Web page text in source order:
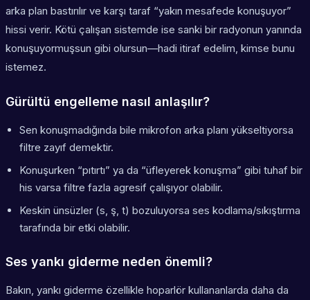
arka plan bastırılır ve karşı taraf “yakın mesafede konuşuyor”
hissi verir. Kötü çalışan sistemde ise sanki bir radyonun yanında
konuşuyormuşsun gibi olursun—hadi itiraf edelim, kimse bunu
istemez.
Gürültü engelleme nasıl anlaşılır?
Sen konuşmadığında bile mikrofon arka planı yükseltiyorsa
filtre zayıf demektir.
Konuşurken “pıtırtı” ya da “üfleyerek konuşma” gibi tuhaf bir
his varsa filtre fazla agresif çalışıyor olabilir.
Keskin ünsüzler (s, ş, t) bozuluyorsa ses kodlama/sıkıştırma
tarafında bir etki olabilir.
Ses yankı giderme neden önemli?
Bakın, yankı giderme özellikle hoparlör kullananlarda daha da